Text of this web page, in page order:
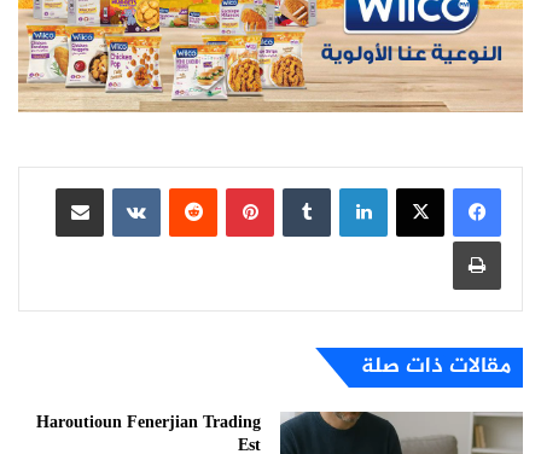
لينكدإن بينتيريست
مشاركة عبر البريد
طباعة
مقالات ذات صلة
Haroutioun Fenerjian Trading
Est